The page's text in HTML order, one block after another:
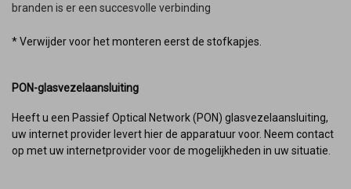
branden is er een succesvolle verbinding
* Verwijder voor het monteren eerst de stofkapjes.
PON-glasvezelaansluiting
Heeft u een Passief Optical Network (PON) glasvezelaansluiting,
uw internet provider levert hier de apparatuur voor. Neem contact
op met uw internetprovider voor de mogelijkheden in uw situatie.